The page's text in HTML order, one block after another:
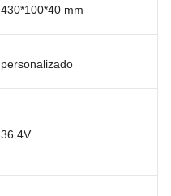
430*100*40 mm
personalizado
36.4V